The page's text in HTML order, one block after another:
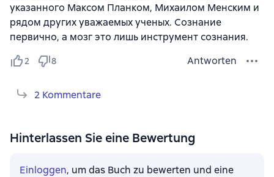
указанного Максом Планком, Михаилом Менским и
рядом других уважаемых ученых. Сознание
первично, а мозг это лишь инструмент сознания.
2 8 Antworten
2 Kommentare
Hinterlassen Sie eine Bewertung
Einloggen, um das Buch zu bewerten und eine